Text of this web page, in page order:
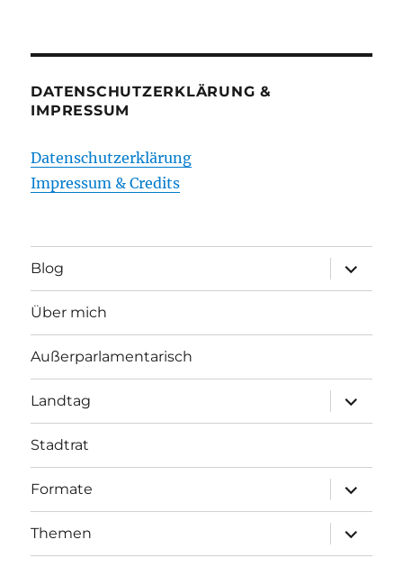
DATENSCHUTZERKLÄRUNG &
IMPRESSUM
Datenschutzerklärung
Impressum & Credits
Blog
öffnen
Über mich
Außerparlamentarisch
Landtag
öffnen
Stadtrat
Formate
öffnen
Themen
öffnen